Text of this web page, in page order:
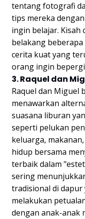
tentang fotografi
tips mereka
ingin belajar. Kisah
belakang
cerita kuat yang
orang ingin
3. Raquel dan
Raquel dan Miguel
menawarkan
suasana liburan
seperti pelukan
keluarga,
hidup bersama
terbaik dalam
sering
tradisional di dapur
melakukan
dengan anak-anak